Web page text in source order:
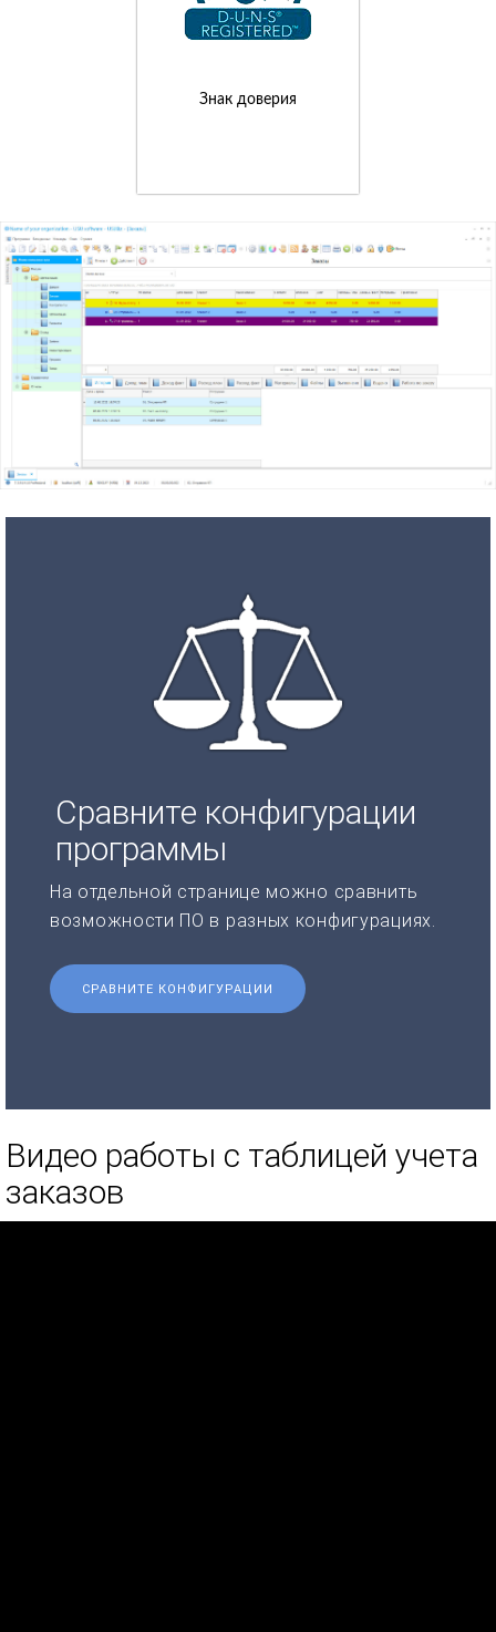
Знак доверия
Сравните конфигурации
программы
На отдельной странице можно сравнить
возможности ПО в разных конфигурациях.
СРАВНИТЕ КОНФИГУРАЦИИ
Видео работы с таблицей учета
заказов